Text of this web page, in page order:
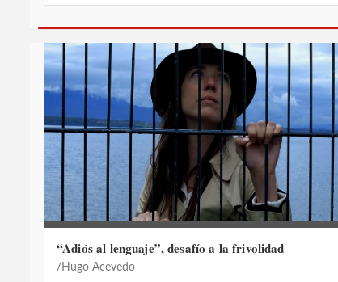
“Adiós al lenguaje”, desafío a la frivolidad
Hugo Acevedo